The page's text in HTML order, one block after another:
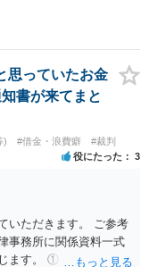
思っていたお金
書が来てまと
) #借金・浪費癖 #裁判
役にたった 3
いただきます。 ご参考
事務所に関係資料一式
ます。 ① このLINEの